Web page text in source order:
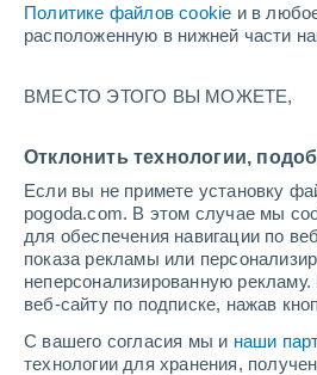
Политике файлов cookie и в
расположенную в нижней части
ВМЕСТО ЭТОГО ВЫ МОЖЕТЕ,
Отклонить технологии,
Если вы не примете установку
pogoda.com. В этом случае мы
для обеспечения навигации по
показа рекламы или
неперсонализированную
веб-сайту по подписке, нажав
С вашего согласия мы и наши
технологии для хранения,